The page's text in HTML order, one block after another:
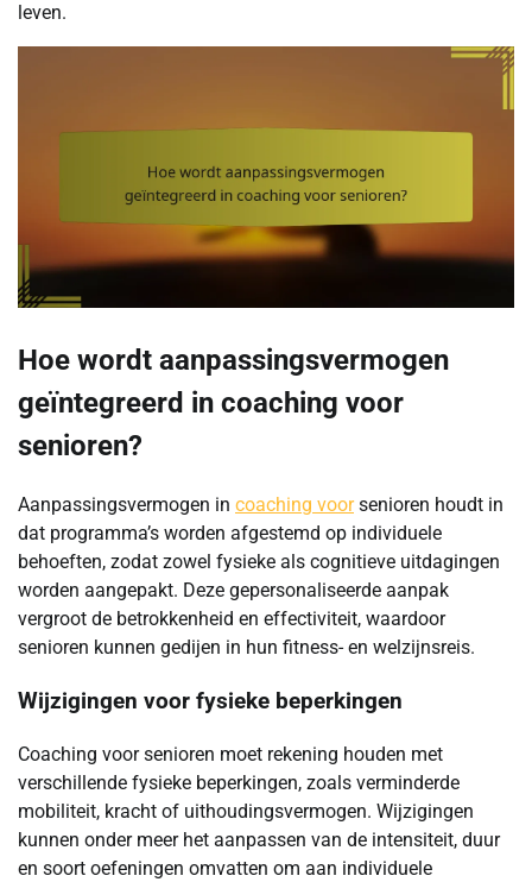
leven.
Hoe wordt aanpassingsvermogen
geïntegreerd in coaching voor
senioren?
Aanpassingsvermogen in coaching voorsenioren houdt in
dat programma’s worden afgestemd op individuele
behoeften, zodat zowel fysieke als cognitieve uitdagingen
worden aangepakt. Deze gepersonaliseerde aanpak
vergroot de betrokkenheid en effectiviteit, waardoor
senioren kunnen gedijen in hun fitness- en welzijnsreis.
Wijzigingen voor fysieke beperkingen
Coaching voor senioren moet rekening houden met
verschillende fysieke beperkingen, zoals verminderde
mobiliteit, kracht of uithoudingsvermogen. Wijzigingen
kunnen onder meer het aanpassen van de intensiteit, duur
en soort oefeningen omvatten om aan individuele